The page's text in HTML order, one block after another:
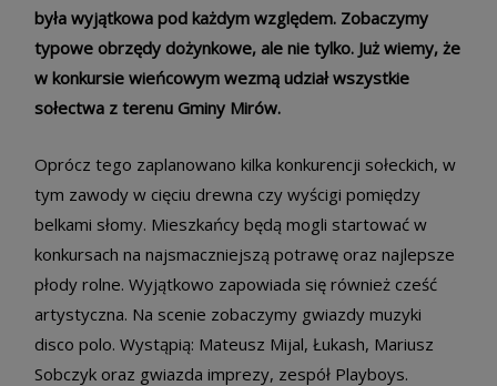
była wyjątkowa pod każdym względem. Zobaczymy
typowe obrzędy dożynkowe, ale nie tylko. Już wiemy, że
w konkursie wieńcowym wezmą udział wszystkie
sołectwa z terenu Gminy Mirów.
Oprócz tego zaplanowano kilka konkurencji sołeckich, w
tym zawody w cięciu drewna czy wyścigi pomiędzy
belkami słomy. Mieszkańcy będą mogli startować w
konkursach na najsmaczniejszą potrawę oraz najlepsze
płody rolne. Wyjątkowo zapowiada się również cześć
artystyczna. Na scenie zobaczymy gwiazdy muzyki
disco polo. Wystąpią: Mateusz Mijal, Łukash, Mariusz
Sobczyk oraz gwiazda imprezy, zespół Playboys.